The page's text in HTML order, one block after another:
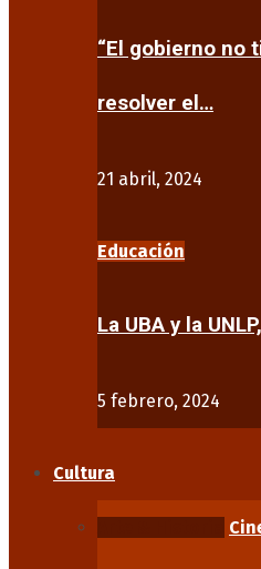
“El gobierno no
resolver el…
21 abril, 2024
Educación
La UBA y la
5 febrero, 2024
Cultura